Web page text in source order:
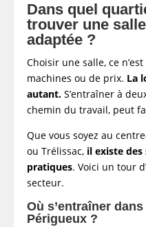
Dans quel
trouver une
adaptée ?
Choisir une salle, ce
machines ou de prix. La
autant. S’entraîner à
chemin du travail, peut
Que vous soyez au
ou Trélissac, il existe
pratiques. Voici un tour
secteur.
Où s’entraîner
Périgueux ?